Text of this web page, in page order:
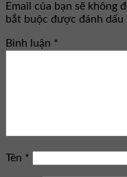
Email của bạn sẽ không
bắt buộc được đánh dấu
Bình luận *
Tên *